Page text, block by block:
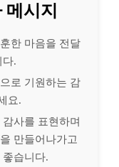
시지
한 마음을 전달
다.
로 기원하는 감
요.
사를 표현하며
만들어나가고
습니다.